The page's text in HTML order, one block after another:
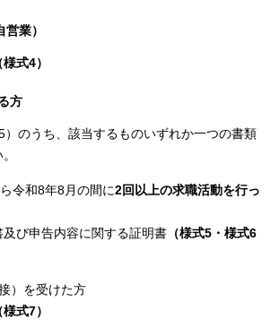
業）
様式4）
方
）のうち、該当するものいずれか一つの書類
令和8年8月の間に2回以上の求職活動を行っ
び申告内容に関する証明書 （様式5・様式6
）を受けた方
様式7）